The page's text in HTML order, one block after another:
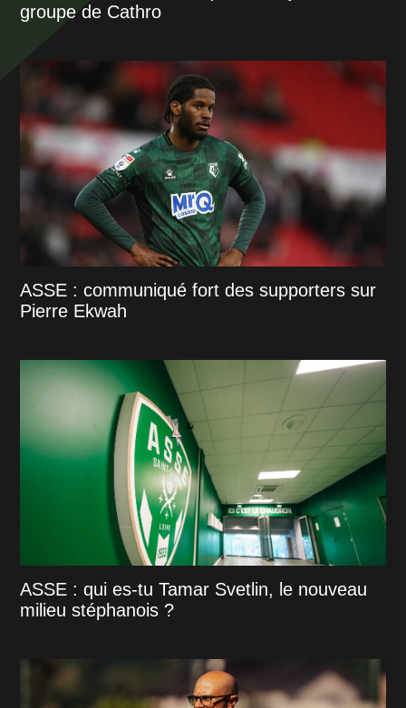
groupe de Cathro
ASSE : communiqué fort des supporters sur
Pierre Ekwah
ASSE : qui es-tu Tamar Svetlin, le nouveau
milieu stéphanois ?